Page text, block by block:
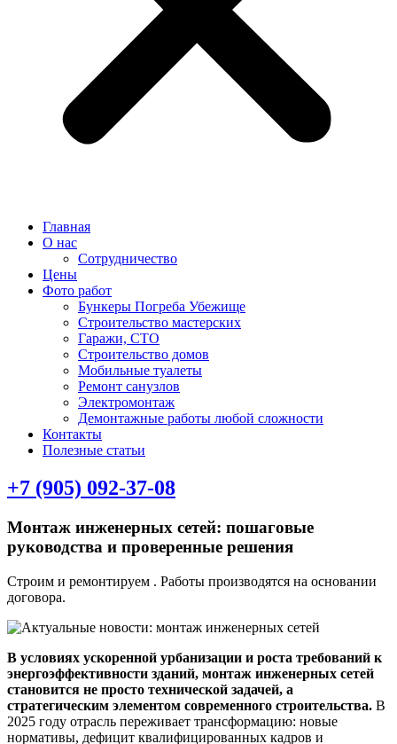
Главная
О нас
Сотрудничество
Цены
Фото работ
Бункеры Погреба Убежище
Строительство мастерских
Гаражи, СТО
Строительство домов
Мобильные туалеты
Ремонт санузлов
Электромонтаж
Демонтажные работы любой сложности
Контакты
Полезные статьи
+7 (905) 092-37-08
Монтаж инженерных сетей: пошаговые
руководства и проверенные решения
Строим и ремонтируем . Работы производятся на основании
договора.
В условиях ускоренной урбанизации и роста требований к
энергоэффективности зданий, монтаж инженерных сетей
становится не просто технической задачей, а
стратегическим элементом современного строительства. В
2025 году отрасль переживает трансформацию: новые
нормативы, дефицит квалифицированных кадров и